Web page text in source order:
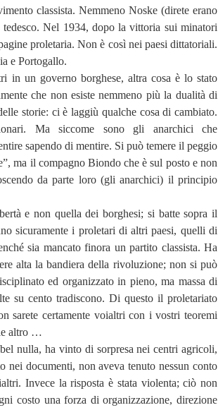
classista. Nemmeno Noske (direte erano
Nel 1934, dopo la vittoria sui minatori
proletaria. Non è così nei paesi dittatoriali.
e Portogallo.
in un governo borghese, altra cosa è lo stato
che non esiste nemmeno più la dualità di
storie: ci è laggiù qualche cosa di cambiato.
Ma siccome sono gli anarchici che
sapendo di mentire. Si può temere il peggio
ma il compagno Biondo che è sul posto e non
da parte loro (gli anarchici) il principio
e non quella dei borghesi; si batte sopra il
sicuramente i proletari di altri paesi, quelli di
sia mancato finora un partito classista. Ha
alta la bandiera della rivoluzione; non si può
ed organizzato in pieno, ma massa di
su cento tradiscono. Di questo il proletariato
sarete certamente voialtri con i vostri teoremi
altro …
nulla, ha vinto di sorpresa nei centri agricoli,
nei documenti, non aveva tenuto nessun conto
Invece la risposta è stata violenta; ciò non
costo una forza di organizzazione, direzione